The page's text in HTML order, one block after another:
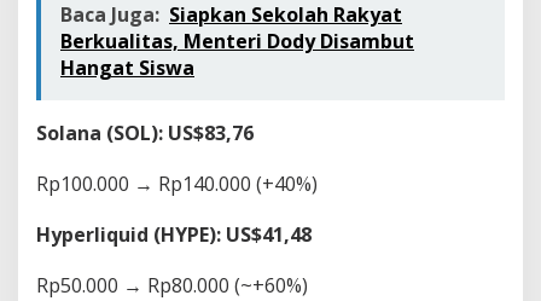
Baca Juga: Siapkan Sekolah Rakyat
Berkualitas, Menteri Dody Disambut
Hangat Siswa
Solana (SOL): US$83,76
Rp100.000 → Rp140.000 (+40%)
Hyperliquid (HYPE): US$41,48
Rp50.000 → Rp80.000 (~+60%)